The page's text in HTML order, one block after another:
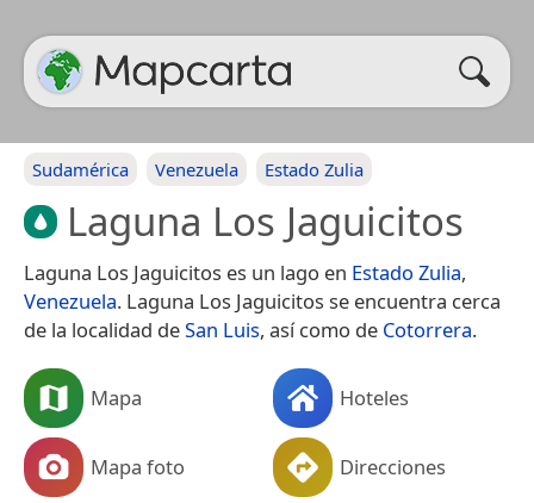
Sudamérica Venezuela Estado Zulia
Laguna Los Jaguicitos
Laguna Los Jaguicitos es un lago en Estado Zulia,
Venezuela. Laguna Los Jaguicitos se encuentra cerca
de la localidad deSan Luis, así como de Cotorrera.
Mapa Hoteles
Mapa foto Direcciones